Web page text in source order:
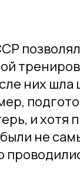
них
и хотя
не